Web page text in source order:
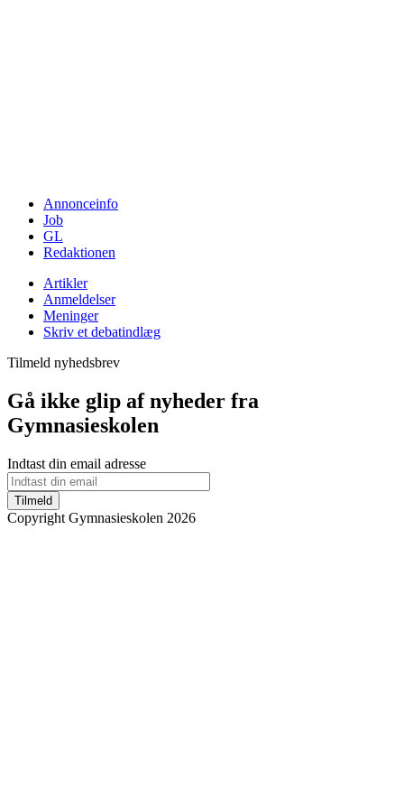
Annonceinfo
Job
GL
Redaktionen
Artikler
Anmeldelser
Meninger
Skriv et debatindlæg
Tilmeld nyhedsbrev
Gå ikke glip af nyheder fra
Gymnasieskolen
Indtast din email adresse
Tilmeld
Copyright Gymnasieskolen 2026